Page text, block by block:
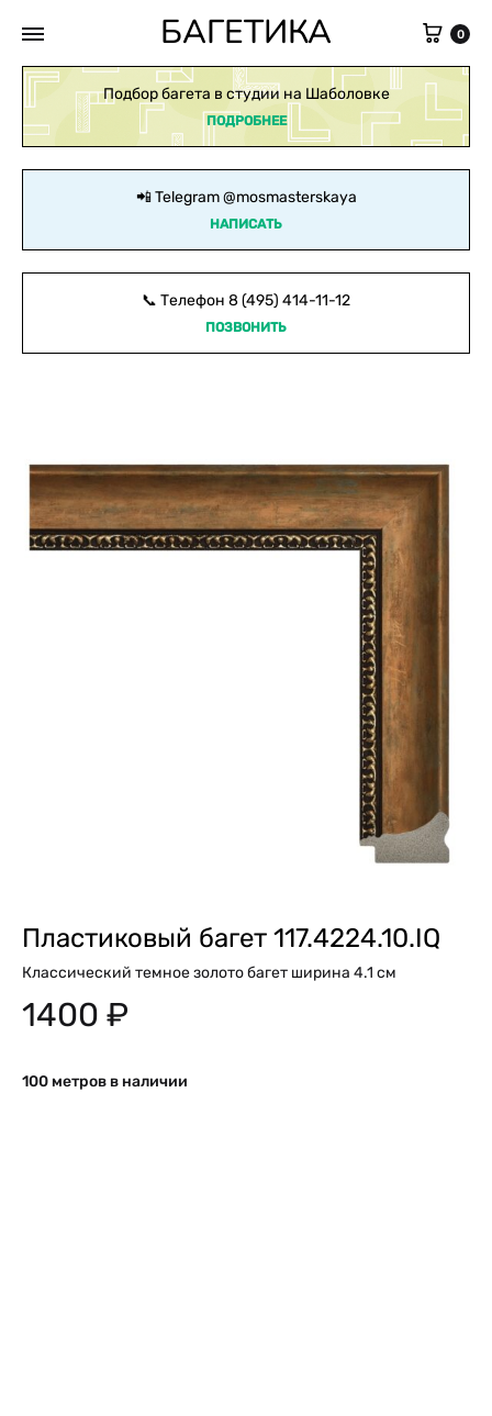
БАГЕТИКА 0
Подбор багета в студии на Шаболовке
ПОДРОБНЕЕ
📲 Telegram@mosmasterskaya
НАПИСАТЬ
📞 Телефон 8 (495) 414-11-12
ПОЗВОНИТЬ
Пластиковый багет 117.4224.10.IQ
Классический темное золото багет ширина 4.1 см
1400 ₽
100 метров в наличии